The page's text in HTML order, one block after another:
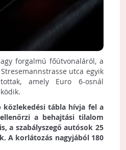
forgalmú főútvonaláról, a
utca egyik
amely Euro 6-osnál
tábla hívja fel a
a behajtási tilalom
a szabályszegő autósok 25
A korlátozás nagyjából 180